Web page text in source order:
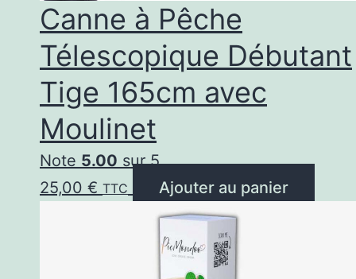
Canne à Pêche
Télescopique Débutant
Tige 165cm avec
Moulinet
Note 5.00 sur 5
25,00 € TTC Ajouter au panier